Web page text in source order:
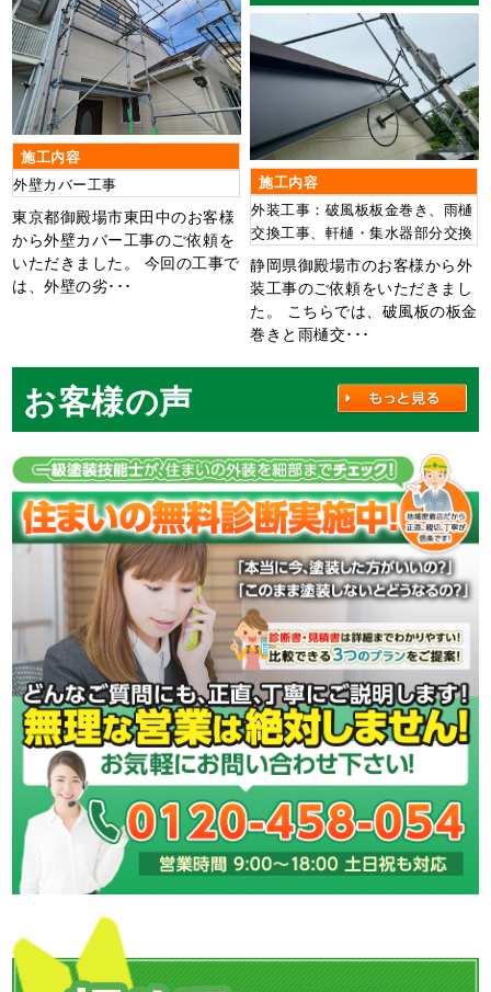
施工内容
外壁カバー工事
東京都御殿場市東田中のお客様
から外壁カバー工事のご依頼を
いただきました。 今回の工事で
は、外壁の劣･･･
施工内容
外装工事：破風板板金巻き、雨樋
交換工事、軒樋・集水器部分交換
静岡県御殿場市のお客様から外
装工事のご依頼をいただきまし
た。 こちらでは、破風板の板金
巻きと雨樋交･･･
お客様の声